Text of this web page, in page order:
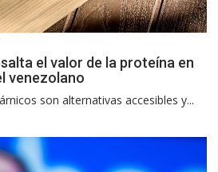
el valor de la proteína en
venezolano
son alternativas accesibles y...